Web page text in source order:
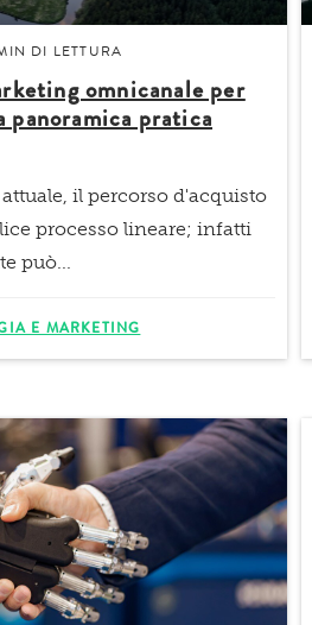
DI LETTURA
omnicanale per
panoramica pratica
il percorso d'acquisto
processo lineare; infatti
può...
E MARKETING